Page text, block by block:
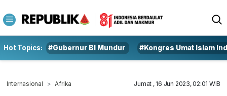
Hot Topics: #Gubernur BI Mundur #Kongres Umat Islam
Internasional Afrika Jumat , 16 Jun 2023, 02:01 WIB